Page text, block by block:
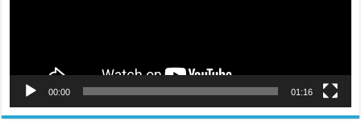
00:00 01:16